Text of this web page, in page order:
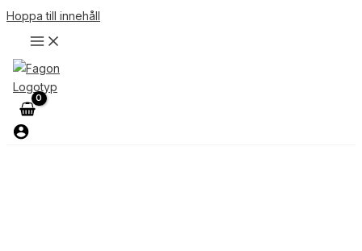
Hoppa till innehåll